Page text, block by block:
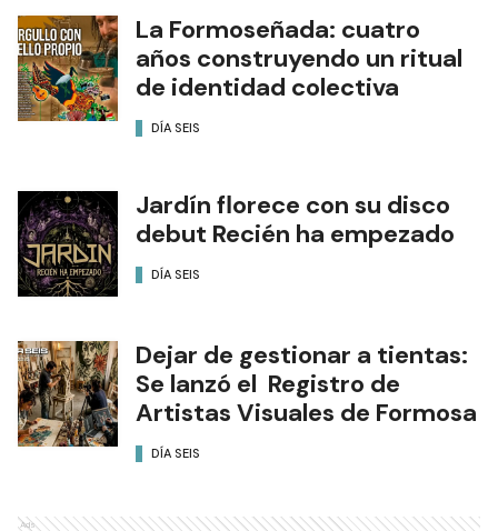
La Formoseñada: cuatro
años construyendo un ritual
de identidad colectiva
DÍA SEIS
Jardín florece con su disco
debut Recién ha empezado
DÍA SEIS
Dejar de gestionar a tientas:
Se lanzó el Registro de
Artistas Visuales de Formosa
DÍA SEIS
Ads